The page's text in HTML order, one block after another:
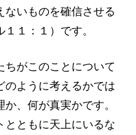
ないものを確信させる
１：１）です。
ちがこのことについて
のように考えるかでは
、何が真実かです。
とともに天上にいるな